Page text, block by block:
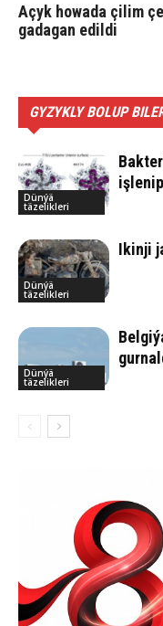
Açyk ho­wa­da çi­lim
ga­da­gan edil­di
GYZYKLY BOLUP
Dünýä
täzelikleri
Dünýä
täzelikleri
Ikinji
Dünýä
täzelikleri